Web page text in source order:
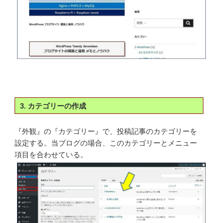
3. カテゴリーの作成
『外観』の『カテゴリー』で、投稿記事のカテゴリーを
設定する。当ブログの場合、このカテゴリーとメニュー
項目を合わせている。